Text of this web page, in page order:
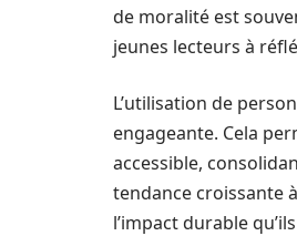
de moralité est
jeunes lecteurs à
L’utilisation de
engageante. Cela
accessible,
tendance croissante
l’impact durable